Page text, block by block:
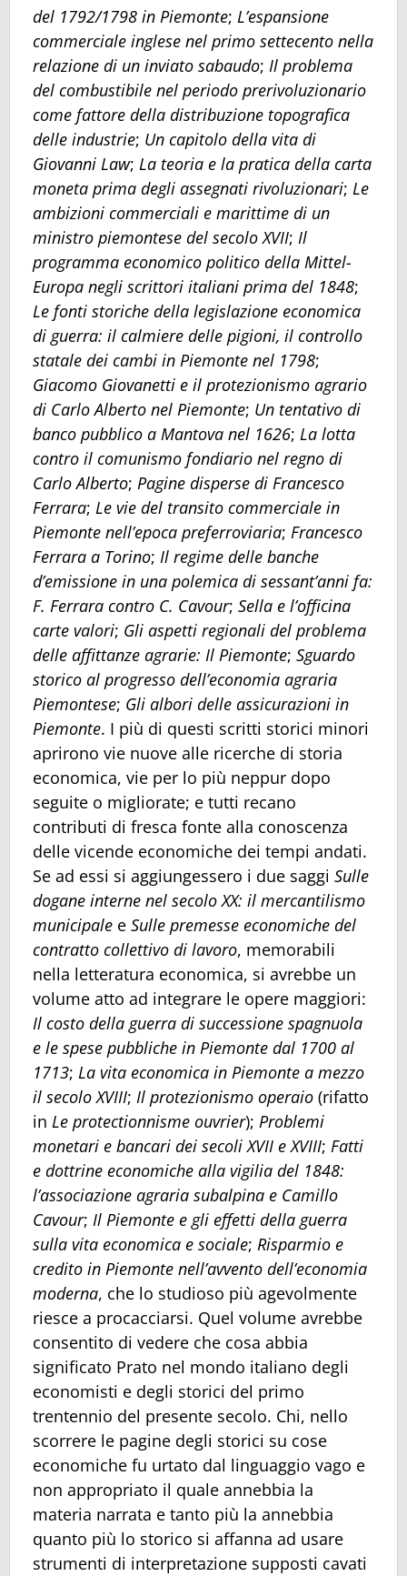
del 1792/1798 in Piemonte; L’espansione
commerciale inglese nel primo settecento nella
relazione di un inviato sabaudo; Il problema
del combustibile nel periodo prerivoluzionario
come fattore della distribuzione topografica
delle industrie; Un capitolo della vita di
Giovanni Law; La teoria e la pratica della carta
moneta prima degli assegnati rivoluzionari; Le
ambizioni commerciali e marittime di un
ministro piemontese del secolo XVII; Il
programma economico politico della Mittel-
Europa negli scrittori italiani prima del 1848;
Le fonti storiche della legislazione economica
di guerra: il calmiere delle pigioni, il controllo
statale dei cambi in Piemonte nel 1798;
Giacomo Giovanetti e il protezionismo agrario
di Carlo Alberto nel Piemonte; Un tentativo di
banco pubblico a Mantova nel 1626; La lotta
contro il comunismo fondiario nel regno di
Carlo Alberto; Pagine disperse di Francesco
Ferrara; Le vie del transito commerciale in
Piemonte nell’epoca preferroviaria; Francesco
Ferrara a Torino; Il regime delle banche
d’emissione in una polemica di sessant’anni fa:
F. Ferrara contro C. Cavour; Sella e l’officina
carte valori; Gli aspetti regionali del problema
delle affittanze agrarie: Il Piemonte; Sguardo
storico al progresso dell’economia agraria
Piemontese; Gli albori delle assicurazioni in
Piemonte. I più di questi scritti storici minori
aprirono vie nuove alle ricerche di storia
economica, vie per lo più neppur dopo
seguite o migliorate; e tutti recano
contributi di fresca fonte alla conoscenza
delle vicende economiche dei tempi andati.
Se ad essi si aggiungessero i due saggi Sulle
dogane interne nel secolo XX: il mercantilismo
municipale e Sulle premesse economiche del
contratto collettivo di lavoro, memorabili
nella letteratura economica, si avrebbe un
volume atto ad integrare le opere maggiori:
Il costo della guerra di successione spagnuola
e le spese pubbliche in Piemonte dal 1700 al
1713; La vita economica in Piemonte a mezzo
il secolo XVIII; Il protezionismo operaio (rifatto
in Le protectionnisme ouvrier); Problemi
monetari e bancari dei secoli XVII e XVIII; Fatti
e dottrine economiche alla vigilia del 1848:
l’associazione agraria subalpina e Camillo
Cavour; Il Piemonte e gli effetti della guerra
sulla vita economica e sociale; Risparmio e
credito in Piemonte nell’avvento dell’economia
moderna, che lo studioso più agevolmente
riesce a procacciarsi. Quel volume avrebbe
consentito di vedere che cosa abbia
significato Prato nel mondo italiano degli
economisti e degli storici del primo
trentennio del presente secolo. Chi, nello
scorrere le pagine degli storici su cose
economiche fu urtato dal linguaggio vago e
non appropriato il quale annebbia la
materia narrata e tanto più la annebbia
quanto più lo storico si affanna ad usare
strumenti di interpretazione supposti cavati